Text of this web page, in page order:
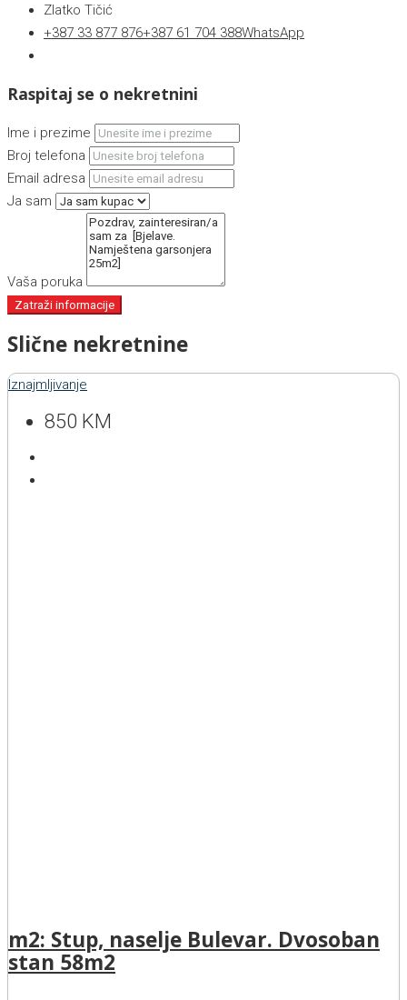
Zlatko Tičić
+387 33 877 876+387 61 704 388WhatsApp
Raspitaj se o nekretnini
Ime i prezime
Broj telefona
Email adresa
Ja sam
Vaša poruka
Zatraži informacije
Slične nekretnine
Iznajmljivanje
850 KM
m2: Stup, naselje Bulevar. Dvosoban
stan 58m2